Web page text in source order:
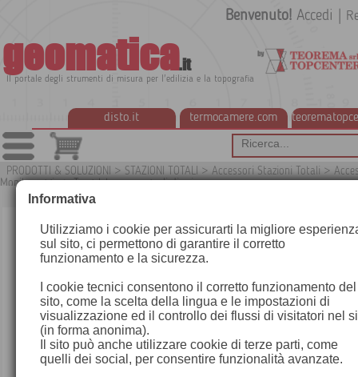
geomatica.it
Il portale degli strumenti di misura per l'edilizia e la topografia
disto.it termocamere.com
Benvenuto! Accedi
PRODOTTI & SOLUZIONI > STAZIONI TOTALI > Accessori Stazioni Totali >
Monitoraggio>Target tape e segnali di mira
Informativa
Utilizziamo i cookie per assicurarti la migliore
sul sito, ci permettono di garantire il corretto
funzionamento e la sicurezza.
I cookie tecnici consentono il corretto funzionamento del
sito, come la scelta della lingua e le impostazioni di
visualizzazione ed il controllo dei flussi di visitatori nel
(in forma anonima).
Il sito può anche utilizzare cookie di terze parti, come
quelli dei social, per consentire funzionalità avanzate.